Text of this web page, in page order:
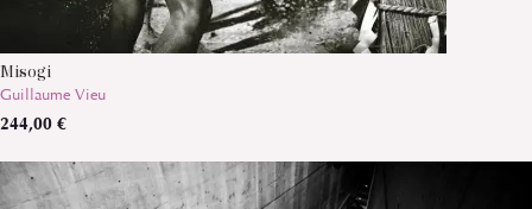
Misogi
Guillaume Vieu
244,00 €